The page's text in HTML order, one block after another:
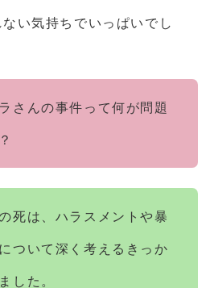
い気持ちでいっぱいでし
さんの事件って何が問題
死は、ハラスメントや暴
ついて深く考えるきっか
した。